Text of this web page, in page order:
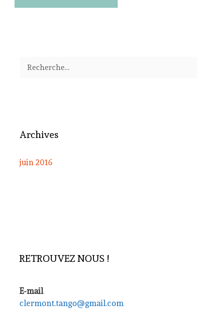
Rechercher :
Archives
juin 2016
RETROUVEZ NOUS !
E-mail
clermont.tango@gmail.com